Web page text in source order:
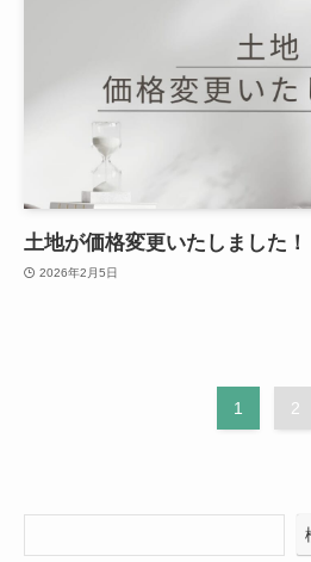
土地が価格変更いたしました！
2026年2月5日
1 2